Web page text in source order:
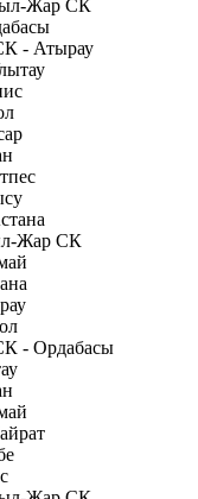
Жар СК
- Атырау
Жар СК
- Ордабасы